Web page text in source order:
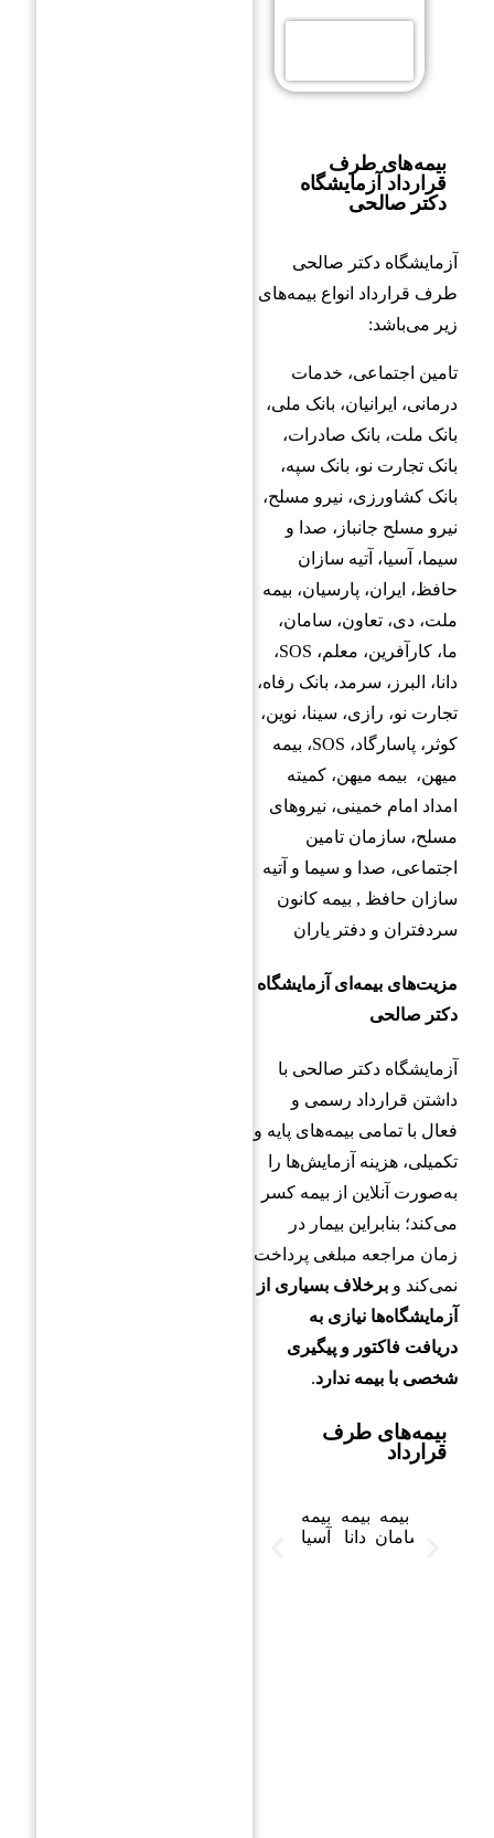
بیمه‌های طرف
قرارداد آزمایشگاه
دکتر صالحی
آزمایشگاه دکتر صالحی
طرف قرارداد انواع بیمه‌های
زیر می‌باشد:
تامین اجتماعی، خدمات
درمانی، ایرانیان، بانک ملی،
بانک ملت، بانک صادرات،
بانک تجارت نو، بانک سپه،
بانک کشاورزی، نیرو مسلح،
نیرو مسلح جانباز، صدا و
سیما، آسیا، آتیه سازان
حافظ، ایران، پارسیان، بیمه
ملت، دی، تعاون، سامان،
ما، کارآفرین، معلم، SOS،
دانا، البرز، سرمد، بانک رفاه،
تجارت نو، رازی، سینا، نوین،
کوثر، پاسارگاد، SOS، بیمه
میهن، بیمه میهن، کمیته
امداد امام خمینی، نیروهای
مسلح، سازمان تامین
اجتماعی، صدا و سیما و آتیه
سازان حافظ , بیمه کانون
سردفتران و دفتر یاران
مزیت‌های بیمه‌ای آزمایشگاه
دکتر صالحی
آزمایشگاه دکتر صالحی با
داشتن قرارداد رسمی و
فعال با تمامی بیمه‌های پایه و
تکمیلی، هزینه آزمایش‌ها را
به‌صورت آنلاین از بیمه کسر
می‌کند؛ بنابراین بیمار در
زمان مراجعه مبلغی پرداخت
نمی‌کند و برخلاف بسیاری از
آزمایشگاه‌ها نیازی به
دریافت فاکتور و پیگیری
شخصی با بیمه ندارد.
بیمه‌های طرف
قرارداد
بیمه
آسیا
بیمه
دانا
بیمه
سامان